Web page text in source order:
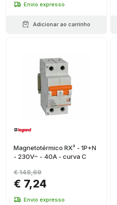
Envio expresso
Adicionar ao carrinho
Magnetotérmico RX³ - 1P+N
- 230V~ - 40A - curva C
€ 7,24
€ 148,69
Envio expresso